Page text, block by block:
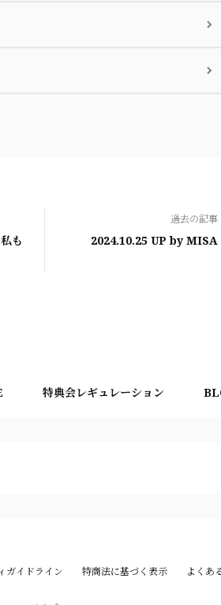
も
過去の記事
2024.10.25 UP by MISA
特典会レギュレーション
ガイドライン 特商法に基づく表示 よくあ